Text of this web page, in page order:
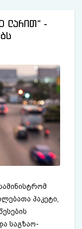
ლარით“ -
პაკეტი,
საგზაო-